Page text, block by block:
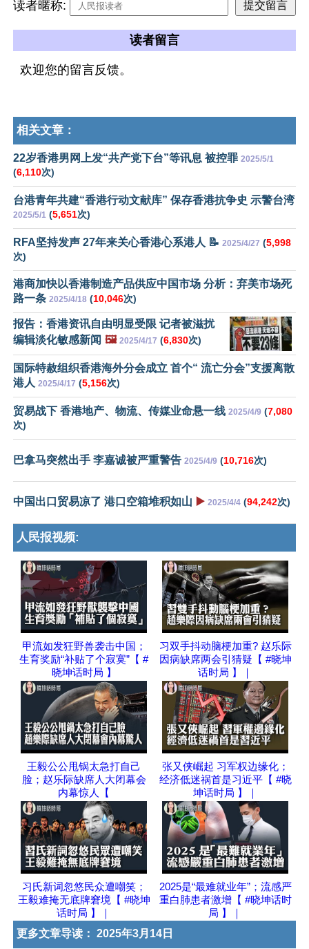
读者暱称:
读者留言
欢迎您的留言反馈。
相关文章：
22岁香港男网上发“共产党下台”等讯息 被控罪 2025/5/1
(6,110次)
台港青年共建“香港行动文献库” 保存香港抗争史 示警台湾
2025/5/1 (5,651次)
RFA坚持发声 27年来关心香港心系港人 📝 2025/4/27 (5,998
次)
港商加快以香港制造产品供应中国市场 分析：弃美市场死
路一条 2025/4/18 (10,046次)
报告：香港资讯自由明显受限 记者被滋扰
编辑淡化敏感新闻 🖼️ 2025/4/17 (6,830次)
国际特赦组织香港海外分会成立 首个“ 流亡分会”支援离散
港⼈ 2025/4/17 (5,156次)
贸易战下 香港地产、物流、传媒业命悬一线 2025/4/9 (7,080
次)
巴拿马突然出手 李嘉诚被严重警告 2025/4/9 (10,716次)
中国出口贸易凉了 港口空箱堆积如山 ▶️ 2025/4/4 (94,242次)
人民报视频:
甲流如发狂野兽袭击中国；
生育奖励“补贴了个寂寞”【 #
晓坤话时局 】
习双手抖动脑梗加重? 赵乐际
因病缺席两会引猜疑【 #晓坤
话时局 】｜
王毅公公甩锅太急打自己
脸；赵乐际缺席人大闭幕会
内幕惊人【
张又侠崛起 习军权边缘化；
经济低迷祸首是习近平【 #晓
坤话时局 】｜
习氏新词忽悠民众遭嘲笑；
王毅难掩无底牌窘境【 #晓坤
话时局 】｜
2025是“最难就业年”；流感严
重白肺患者激增【 #晓坤话时
局 】｜
更多文章导读： 2025年3月14日